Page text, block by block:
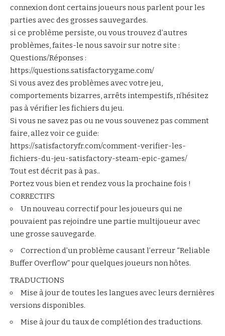
connexion dont certains joueurs nous parlent pour les
parties avec des grosses sauvegardes.
si ce problème persiste, ou vous trouvez d’autres
problèmes, faites-le nous savoir sur notre site :
Questions/Réponses :
https://questions.satisfactorygame.com/
Si vous avez des problèmes avec votre jeu,
comportements bizarres, arrêts intempestifs, n’hésitez
pas à vérifier les fichiers du jeu.
Si vous ne savez pas ou ne vous souvenez pas comment
faire, allez voir ce guide:
https://satisfactoryfr.com/comment-verifier-les-
fichiers-du-jeu-satisfactory-steam-epic-games/
Tout est décrit pas à pas..
Portez vous bien et rendez vous la prochaine fois !
CORRECTIFS
Un nouveau correctif pour les joueurs qui ne
pouvaient pas rejoindre une partie multijoueur avec
une grosse sauvegarde.
Correction d’un problème causant l’erreur “Reliable
Buffer Overflow” pour quelques joueurs non hôtes.
TRADUCTIONS
Mise à jour de toutes les langues avec leurs dernières
versions disponibles.
Mise à jour du taux de complétion des traductions.